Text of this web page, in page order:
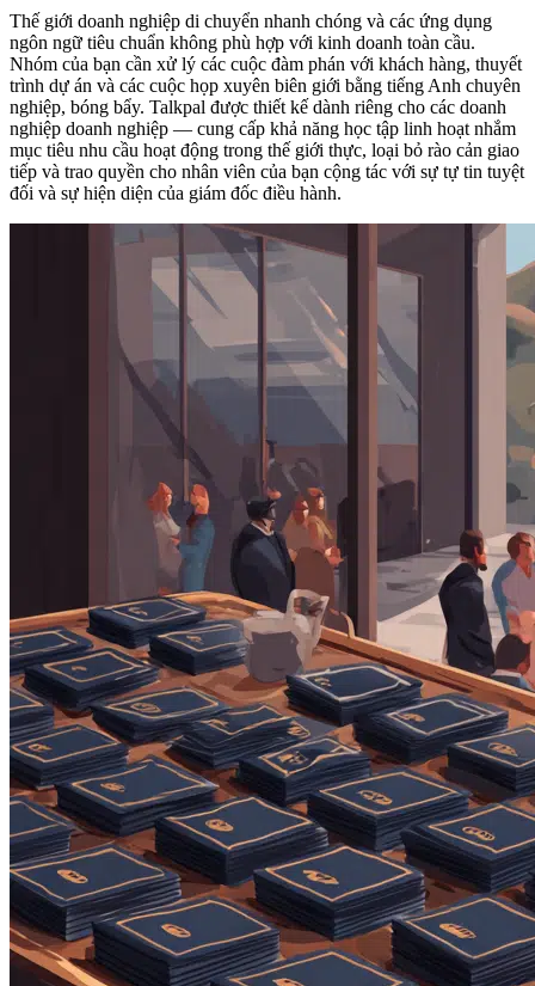
Thế giới doanh nghiệp di chuyển nhanh chóng và các ứng dụng
ngôn ngữ tiêu chuẩn không phù hợp với kinh doanh toàn cầu.
Nhóm của bạn cần xử lý các cuộc đàm phán với khách hàng, thuyết
trình dự án và các cuộc họp xuyên biên giới bằng tiếng Anh chuyên
nghiệp, bóng bẩy. Talkpal được thiết kế dành riêng cho các doanh
nghiệp doanh nghiệp — cung cấp khả năng học tập linh hoạt nhắm
mục tiêu nhu cầu hoạt động trong thế giới thực, loại bỏ rào cản giao
tiếp và trao quyền cho nhân viên của bạn cộng tác với sự tự tin tuyệt
đối và sự hiện diện của giám đốc điều hành.